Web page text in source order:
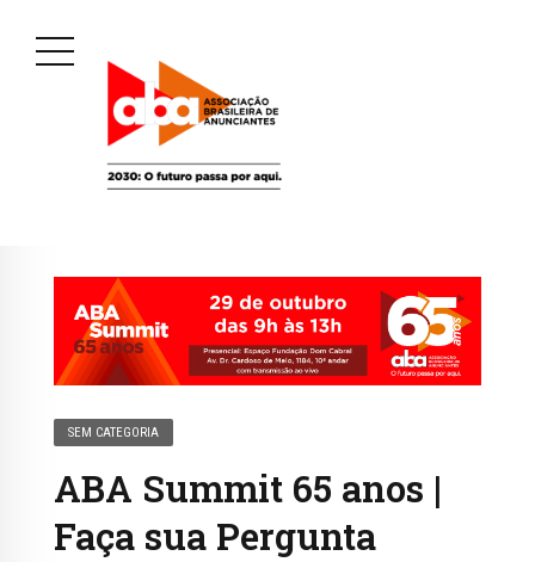
SEM CATEGORIA
ABA Summit 65 anos |
Faça sua Pergunta